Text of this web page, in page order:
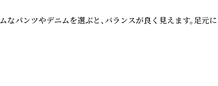
ンツやデニムを選ぶと、バランスが良く見えます。足